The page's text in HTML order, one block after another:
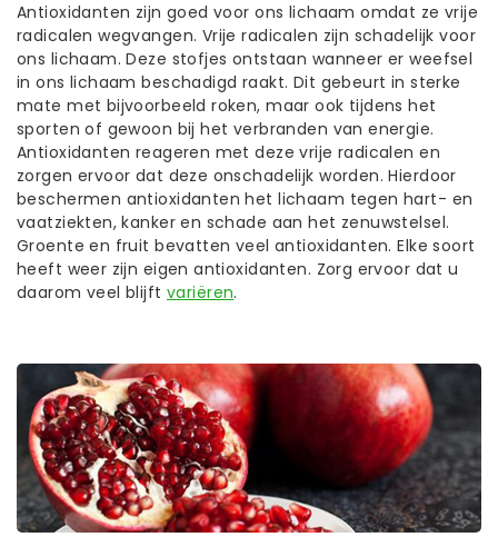
Antioxidanten zijn goed voor ons lichaam omdat ze vrije
radicalen wegvangen. Vrije radicalen zijn schadelijk voor
ons lichaam. Deze stofjes ontstaan wanneer er weefsel
in ons lichaam beschadigd raakt. Dit gebeurt in sterke
mate met bijvoorbeeld roken, maar ook tijdens het
sporten of gewoon bij het verbranden van energie.
Antioxidanten reageren met deze vrije radicalen en
zorgen ervoor dat deze onschadelijk worden. Hierdoor
beschermen antioxidanten het lichaam tegen hart- en
vaatziekten, kanker en schade aan het zenuwstelsel.
Groente en fruit bevatten veel antioxidanten. Elke soort
heeft weer zijn eigen antioxidanten. Zorg ervoor dat u
daarom veel blijft variëren.